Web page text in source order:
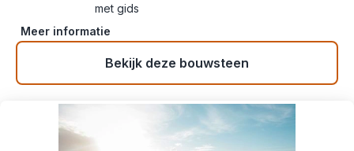
met gids
Meer informatie
Bekijk deze bouwsteen